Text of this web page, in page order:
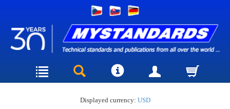
Displayed currency: USD